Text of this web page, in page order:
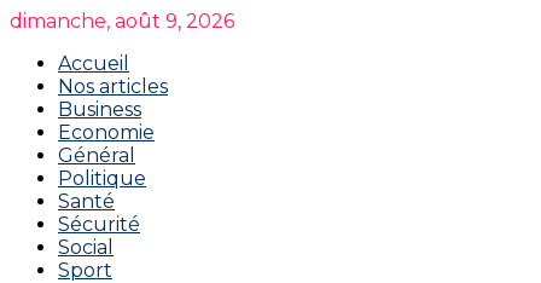
dimanche, août 9, 2026
Accueil
Nos articles
Business
Economie
Général
Politique
Santé
Sécurité
Social
Sport